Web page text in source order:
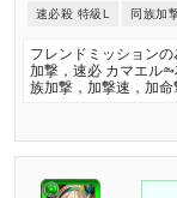
速必殺 特級L 同族加
フレンドミッション
加撃，速必 カマエル
族加撃，加撃速，加命